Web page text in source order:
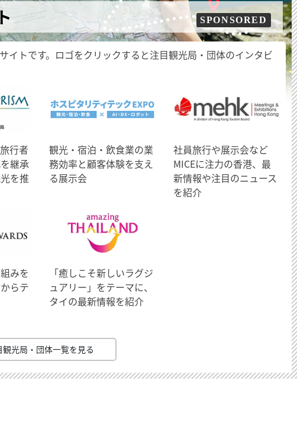
SPONSORED
イトです。ロゴをクリックすると注目観光局・団体のインタビ
行者
継承
を推
観光・宿泊・飲食業の業
務効率と顧客体験を支え
る展示会
社員旅行や展示会など
MICEに注力の香港、最
新情報や注目のニュース
を紹介
みを
らテ
「癒しこそ新しいラグジ
ュアリー」をテーマに、
タイの最新情報を紹介
観光局・団体一覧を見る